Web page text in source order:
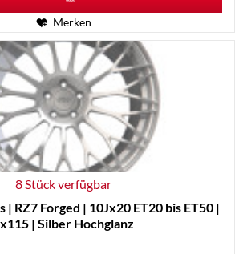
Merken
8 Stück verfügbar
| RZ7 Forged | 10Jx20 ET20 bis ET50 |
| Silber Hochglanz